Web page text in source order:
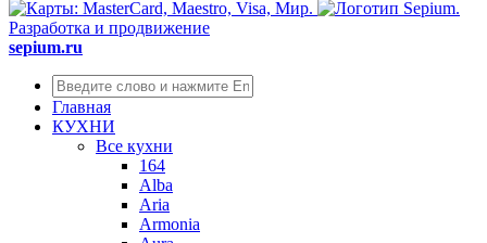
Разработка и продвижение
sepium.ru
Главная
КУХНИ
Все кухни
164
Alba
Aria
Armonia